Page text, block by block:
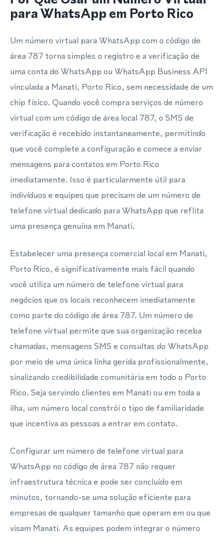
para WhatsApp em Porto Rico
Um número virtual para WhatsApp com o código de
área 787 torna simples o registro e a verificação de
uma conta do WhatsApp ou WhatsApp Business API
vinculada a Manati, Porto Rico, sem necessidade de um
chip físico. Quando você compra serviços de número
virtual com um código de área local 787, o SMS de
verificação é recebido instantaneamente, permitindo
que você complete a configuração e comece a enviar
mensagens para contatos em Porto Rico
imediatamente. Isso é particularmente útil para
indivíduos e equipes que precisam de um número de
telefone virtual dedicado para WhatsApp que reflita
uma presença genuína em Manati.
Estabelecer uma presença comercial local em Manati,
Porto Rico, é significativamente mais fácil quando
você utiliza um número de telefone virtual para
negócios que os locais reconhecem imediatamente
como parte do código de área 787. Um número de
telefone virtual permite que sua organização receba
chamadas, mensagens SMS e consultas do WhatsApp
por meio de uma única linha gerida profissionalmente,
sinalizando credibilidade comunitária em todo o Porto
Rico. Seja servindo clientes em Manati ou em toda a
ilha, um número local constrói o tipo de familiaridade
que incentiva as pessoas a entrar em contato.
Configurar um número de telefone virtual para
WhatsApp no código de área 787 não requer
infraestrutura técnica e pode ser concluído em
minutos, tornando-se uma solução eficiente para
empresas de qualquer tamanho que operam em ou que
visam Manati. As equipes podem integrar o número